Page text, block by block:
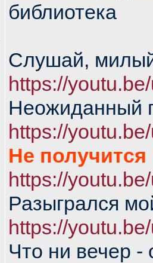
библиотека
Слушай,
https://
Неожиданный
https://
Не получится
https://
Разыгрался
https://
Что ни вечер -